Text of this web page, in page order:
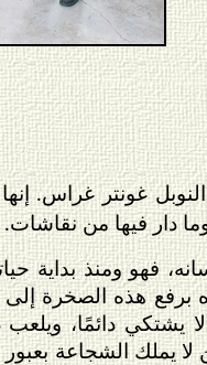
غونتر غراس.
فهو ومنذ بداية
برفع هذه الصخرة
يشتكي دائمًا،
يملك الشجاعة